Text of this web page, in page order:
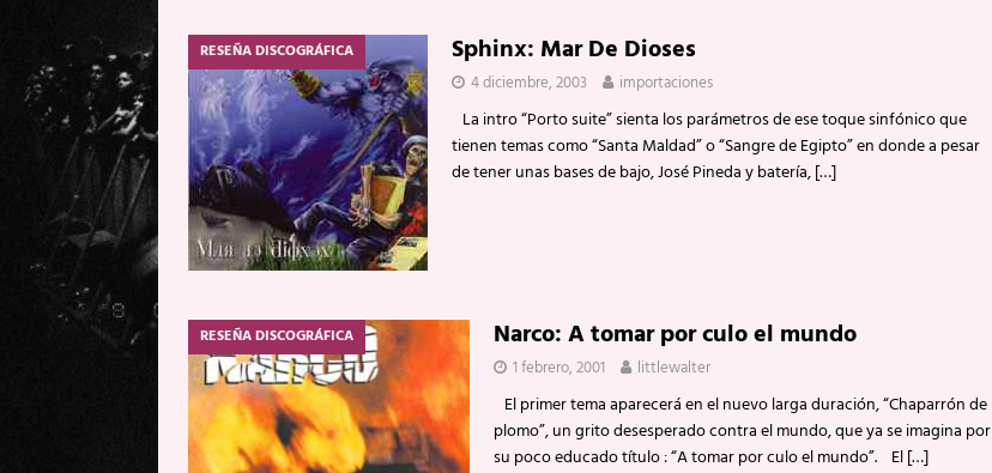
RESEÑA DISCOGRÁFICA Sphinx: Mar De Dioses
4 diciembre, 2003 importaciones
La intro “Porto suite” sienta los parámetros de ese toque sinfónico que
tienen temas como “Santa Maldad” o “Sangre de Egipto” en donde a pesar
de tener unas bases de bajo, José Pineda y batería,[…]
RESEÑA DISCOGRÁFICA Narco: A tomar por culo el mundo
1 febrero, 2001 littlewalter
El primer tema aparecerá en el nuevo larga duración, “Chaparrón de
plomo”, un grito desesperado contra el mundo, que ya se imagina por
su poco educado título : “A tomar por culo el mundo”. El[…]